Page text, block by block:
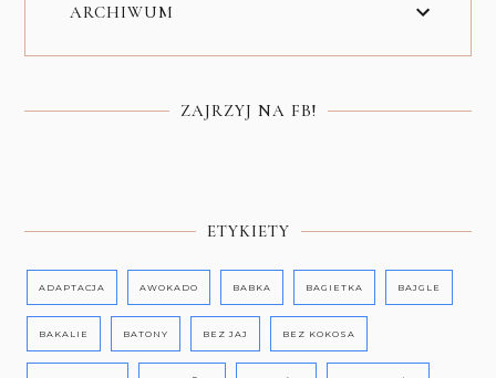
ARCHIWUM
ZAJRZYJ NA FB!
ETYKIETY
ADAPTACJA AWOKADO BABKA BAGIETKA BAJGLE
BAKALIE BATONY BEZ JAJ BEZ KOKOSA